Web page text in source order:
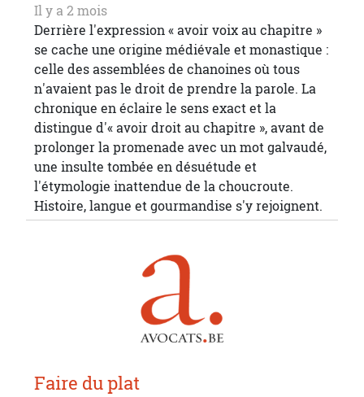
Il y a 2 mois
Derrière l'expression « avoir voix au chapitre »
se cache une origine médiévale et monastique :
celle des assemblées de chanoines où tous
n'avaient pas le droit de prendre la parole. La
chronique en éclaire le sens exact et la
distingue d'« avoir droit au chapitre », avant de
prolonger la promenade avec un mot galvaudé,
une insulte tombée en désuétude et
l'étymologie inattendue de la choucroute.
Histoire, langue et gourmandise s'y rejoignent.
Faire du plat